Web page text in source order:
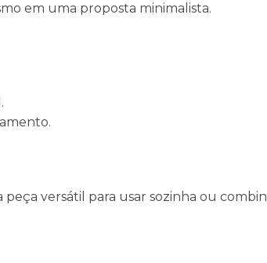
em uma proposta minimalista.
versátil para usar sozinha ou